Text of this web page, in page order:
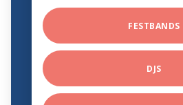
FESTBANDS
DJS